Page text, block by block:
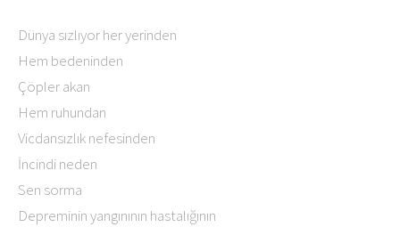
Dünya sızlıyor her yerinden
Hem bedeninden
Çöpler akan
Hem ruhundan
Vicdansızlık nefesinden
İncindi neden
Sen sorma
Depreminin yangınının hastalığının